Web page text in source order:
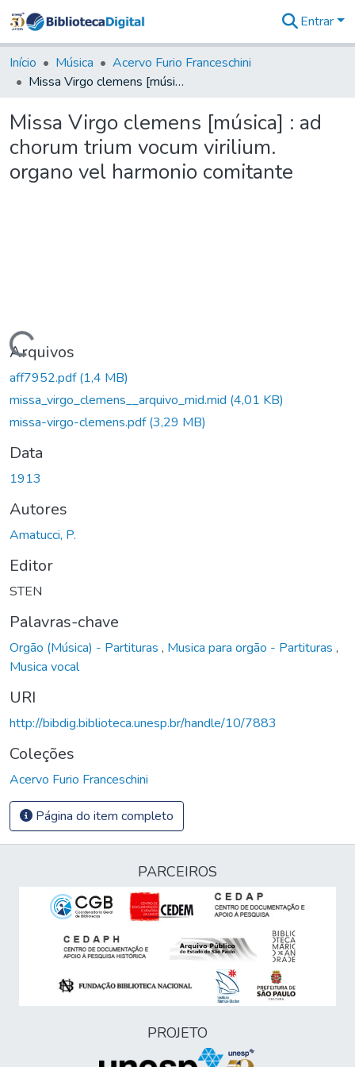
&
Coleções
Tudo na
Digital
Estatísticas
Entrar
Início Música
Acervo Furio Franceschini
Missa Virgo clemens [música] : ad chorum trium vocum virilium. organo vel harmonio comitante
Missa Virgo clemens [música] : ad
chorum trium vocum virilium.
organo vel harmonio comitante
Carregando...
Arquivos
aff7952.pdf(1,4 MB)
missa_virgo_clemens__arquivo_mid.mid (4,01 KB)
missa-virgo-clemens.pdf(3,29 MB)
Data
1913
Autores
Amatucci, P.
Editor
STEN
Palavras-chave
Orgão (Música) - Partituras , Musica para orgão - Partituras ,
Musica vocal
URI
http://bibdig.biblioteca.unesp.br/handle/10/7883
Coleções
Acervo Furio Franceschini
Página do item completo
PARCEIROS
PROJETO